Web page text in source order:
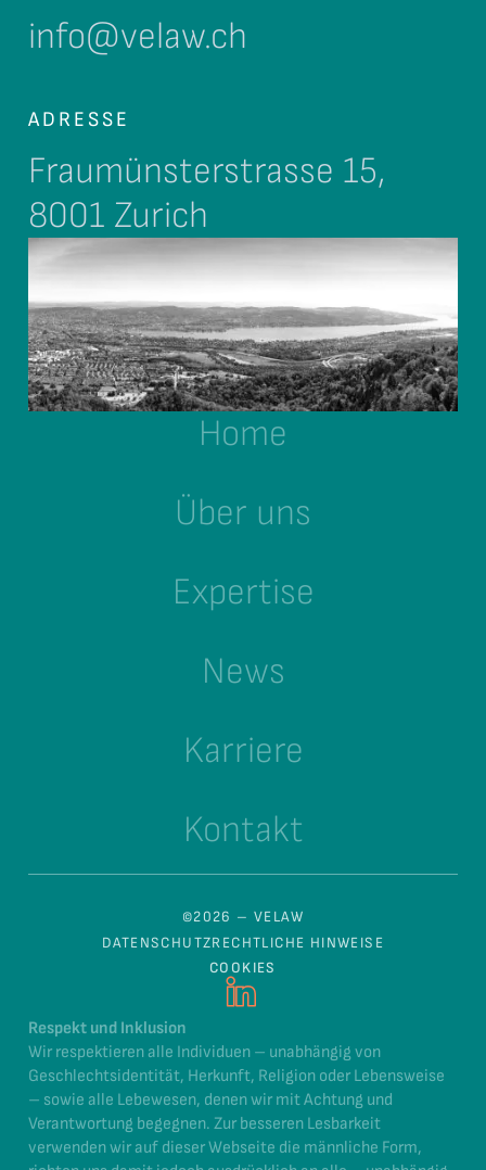
info@velaw.ch
ADRESSE
Fraumünsterstrasse 15,
8001 Zurich
Home
Über uns
Expertise
News
Karriere
Kontakt
©2026 – VELAW
DATENSCHUTZRECHTLICHE HINWEISE
COOKIES
Respekt und Inklusion
Wir respektieren alle Individuen – unabhängig von
Geschlechtsidentität, Herkunft, Religion oder Lebensweise
– sowie alle Lebewesen, denen wir mit Achtung und
Verantwortung begegnen. Zur besseren Lesbarkeit
verwenden wir auf dieser Webseite die männliche Form,